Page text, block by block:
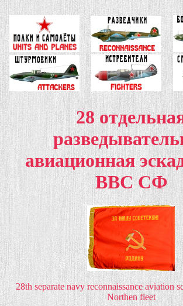
28
авиационная
ВВС СФ
28th separate navy reconnaissance aviation
Northen fleet